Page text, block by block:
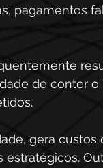
pagamentos
de conter
gera custos